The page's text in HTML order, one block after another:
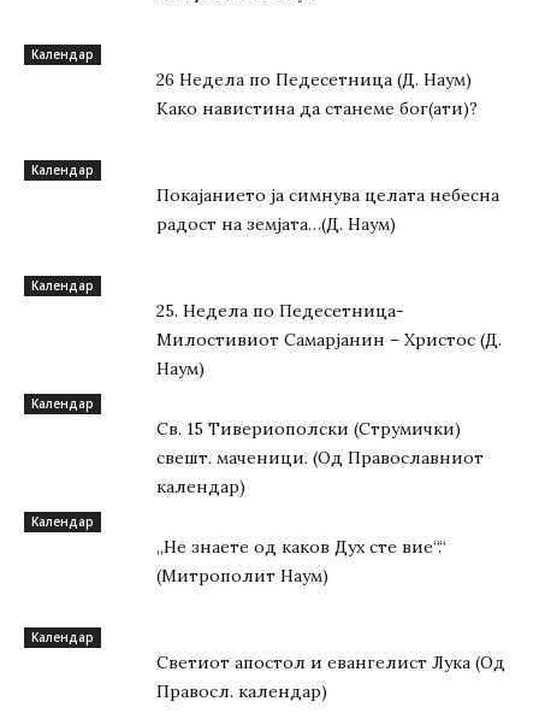
Kалендар
26 Недела по Педесетница (Д. Наум)
Како навистина да станеме бог(ати)?
Kалендар
Покајанието ја симнува целата небесна
радост на земјата…(Д. Наум)
Kалендар
25. Недела по Педесетница-
Милостивиот Самарјанин – Христос (Д.
Наум)
Kалендар
Св. 15 Тивeриoпoлски (Струмички)
свeшт. маченици. (Од Православниот
календар)
Kалендар
„Не знаете од каков Дух сте вие“.“
(Митрополит Наум)
Kалендар
Светиот апостол и евангелист Лука (Од
Правосл. календар)